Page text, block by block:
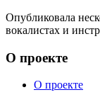
Опубликовала
вокалистах и
О проекте
О проекте